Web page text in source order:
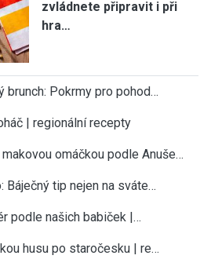
zvládnete připravit i při
hra…
brunch: Pokrmy pro pohod…
| regionální recepty
omáčkou podle Anuše…
Báječný tip nejen na sváte…
podle našich babiček |…
husu po staročesku | re…